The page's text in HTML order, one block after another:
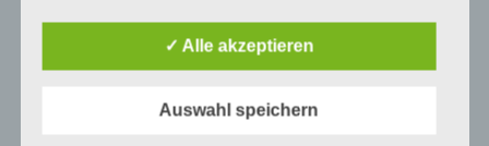
Personenbezogene Daten sind alle
Informationen, die sich auf eine identifizierte
Folgenden „betroffene Person") beziehen.
✓ Alle akzeptieren
Auswahl speichern